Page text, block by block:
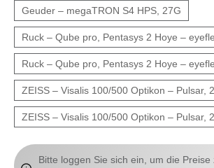
Geuder – megaTRON S4 HPS, 27G
Ruck – Qube pro, Pentasys 2 Hoye –
Ruck – Qube pro, Pentasys 2 Hoye –
ZEISS – Visalis 100/500 Optikon – Pulsar,
ZEISS – Visalis 100/500 Optikon – Pulsar,
Bitte loggen Sie sich ein, um die Preise